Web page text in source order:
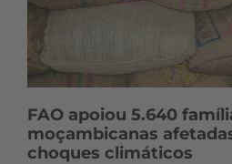
FAO apoiou 5.640
moçambicanas
choques climáticos